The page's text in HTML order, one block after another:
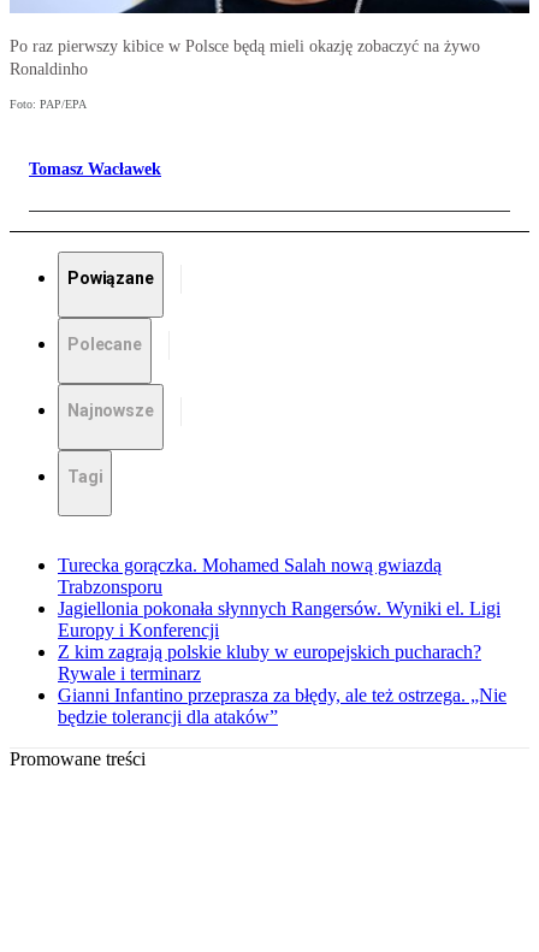
Po raz pierwszy kibice w Polsce będą mieli okazję zobaczyć na żywo
Ronaldinho
Foto: PAP/EPA
Tomasz Wacławek
Powiązane
Polecane
Najnowsze
Tagi
Turecka gorączka. Mohamed Salah nową gwiazdą
Trabzonsporu
Jagiellonia pokonała słynnych Rangersów. Wyniki el. Ligi
Europy i Konferencji
Z kim zagrają polskie kluby w europejskich pucharach?
Rywale i terminarz
Gianni Infantino przeprasza za błędy, ale też ostrzega. „Nie
będzie tolerancji dla ataków”
Promowane treści